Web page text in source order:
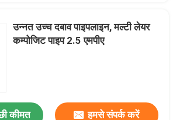
उन्नत उच्च दबाव पाइपलाइन, मल्टी लेयर
कम्पोजिट पाइप 2.5 एमपीए
कीमत हमसे संपर्क करें